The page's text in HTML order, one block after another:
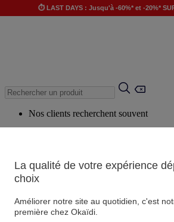
⏱️ LAST DAYS : Jusqu'à -60%* et -20%*
Nos clients recherchent souvent
Produits suggérés
Voir tous les produits
La qualité de votre expérience
choix
Améliorer notre site au quotidien, c'est
première chez Okaïdi.